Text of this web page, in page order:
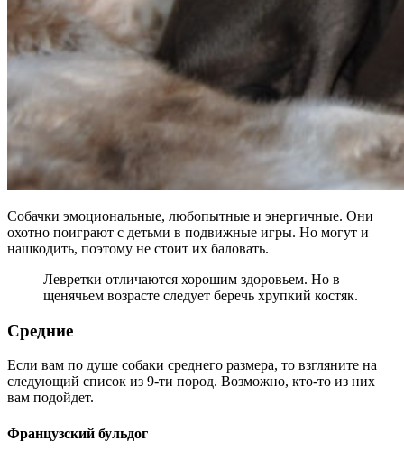
Собачки эмоциональные, любопытные и энергичные. Они
охотно поиграют с детьми в подвижные игры. Но могут и
нашкодить, поэтому не стоит их баловать.
Левретки отличаются хорошим здоровьем. Но в
щенячьем возрасте следует беречь хрупкий костяк.
Средние
Если вам по душе собаки среднего размера, то взгляните на
следующий список из 9-ти пород. Возможно, кто-то из них
вам подойдет.
Французский бульдог